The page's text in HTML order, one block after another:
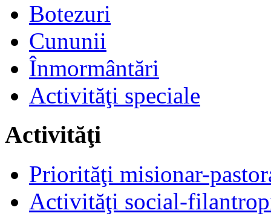
Botezuri
Cununii
Înmormântări
Activităţi speciale
Activităţi
Priorităţi misionar-
Activităţi social-